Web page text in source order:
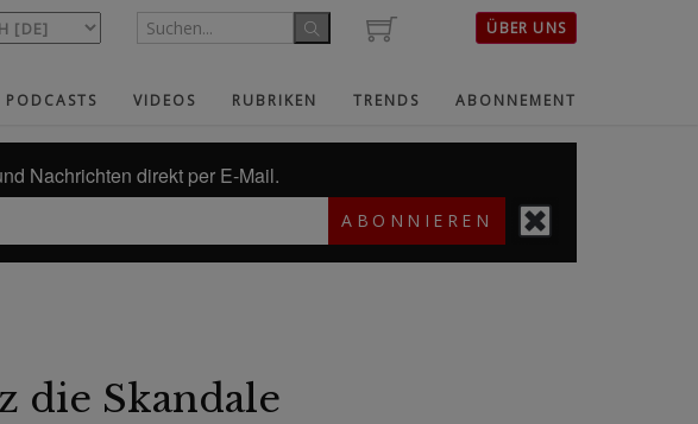
ÜBER UNS
PODCASTS VIDEOS RUBRIKEN TRENDS ABONNEMENT
Nachrichten direkt per E-Mail.
ABONNIEREN
die Skandale